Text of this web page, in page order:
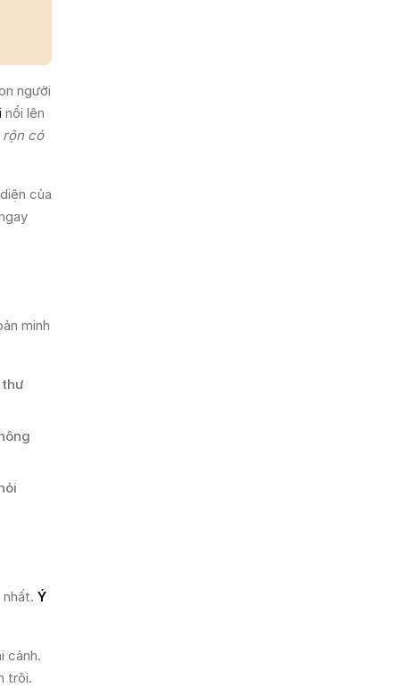
người
nổi lên
rộn có
của
minh
Ý
cảnh.
trôi.